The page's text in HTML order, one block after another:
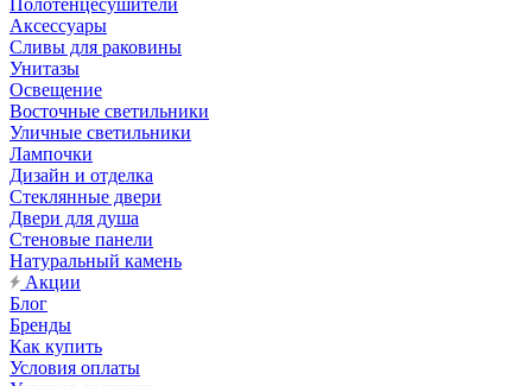
Полотенцесушители
Аксессуары
Сливы для раковины
Унитазы
Освещение
Восточные светильники
Уличные светильники
Лампочки
Дизайн и отделка
Стеклянные двери
Двери для душа
Стеновые панели
Натуральный камень
Акции
Блог
Бренды
Как купить
Условия оплаты